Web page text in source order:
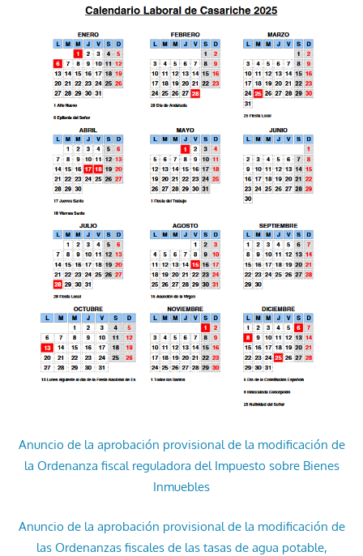
Anuncio de la aprobación provisional de la modificación de
la Ordenanza fiscal reguladora del Impuesto sobre Bienes
Inmuebles
Anuncio de la aprobación provisional de la modificación de
las Ordenanzas fiscales de las tasas de agua potable,